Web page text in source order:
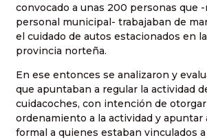
convocado a unas 200 personas que
personal municipal- trabajaban de
el cuidado de autos estacionados en
provincia norteña.
En ese entonces se analizaron y
que apuntaban a regular la actividad
cuidacoches, con intención de
ordenamiento a la actividad y apuntar
formal a quienes estaban vinculados a